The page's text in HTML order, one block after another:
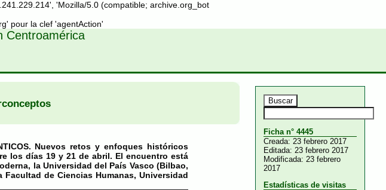
'Mozilla/5.0 (compatible; archive.org_bot
pour la clef 'agentAction'
Centroamérica
Ficha n° 4445
Creada: 23 febrero 2017
Editada: 23 febrero 2017
Modificada: 23 febrero
2017
Estadísticas de visitas
Nuevos retos y enfoques históricos
los días 19 y 21 de abril. El encuentro está
la Universidad del País Vasco (Bilbao,
de Ciencias Humanas, Universidad